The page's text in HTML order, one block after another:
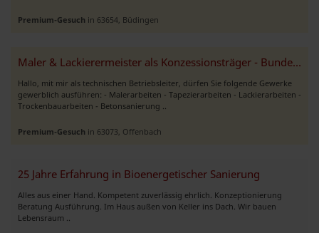
Premium-Gesuch in 63654, Büdingen
Maler & Lackierermeister als Konzessionsträger - Bundesweit
Hallo, mit mir als technischen Betriebsleiter, dürfen Sie folgende Gewerke
gewerblich ausführen: - Malerarbeiten - Tapezierarbeiten - Lackierarbeiten -
Trockenbauarbeiten - Betonsanierung ..
Premium-Gesuch in 63073, Offenbach
25 Jahre Erfahrung in Bioenergetischer Sanierung
Alles aus einer Hand. Kompetent zuverlässig ehrlich. Konzeptionierung
Beratung Ausführung. Im Haus außen von Keller ins Dach. Wir bauen
Lebensraum ..